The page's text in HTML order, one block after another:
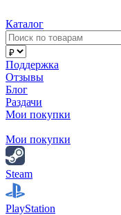
Каталог
Поддержка
Отзывы
Блог
Раздачи
Мои покупки
Мои покупки
Steam
PlayStation